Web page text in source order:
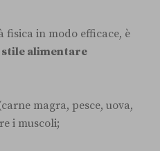
fisica in modo efficace, è
stile alimentare
magra, pesce, uova,
i muscoli;